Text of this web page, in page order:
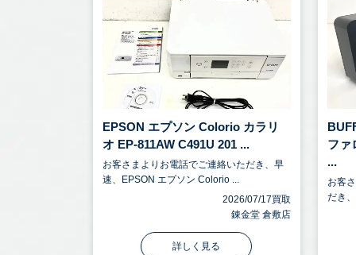
EPSON エプソン Colorio カラリ
オ EP-811AW C491U 201 ...
お客さまよりお電話でご連絡いただき、早
速、EPSON エプソン Colorio ...
2026/07/17買取
錬金堂 倉敷店
詳しく見る
ファ
...
お客
だき